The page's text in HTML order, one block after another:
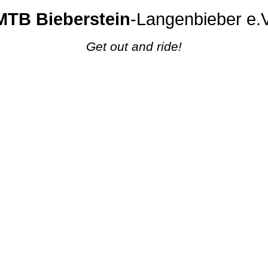
Bieberstein-Langenbieber
Get out and ride!